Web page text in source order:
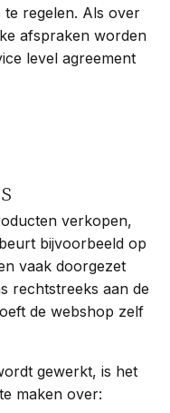
regelen. Als over
afspraken worden
level agreement
verkopen,
bijvoorbeeld op
vaak doorgezet
rechtstreeks aan de
de webshop zelf
gewerkt, is het
maken over: